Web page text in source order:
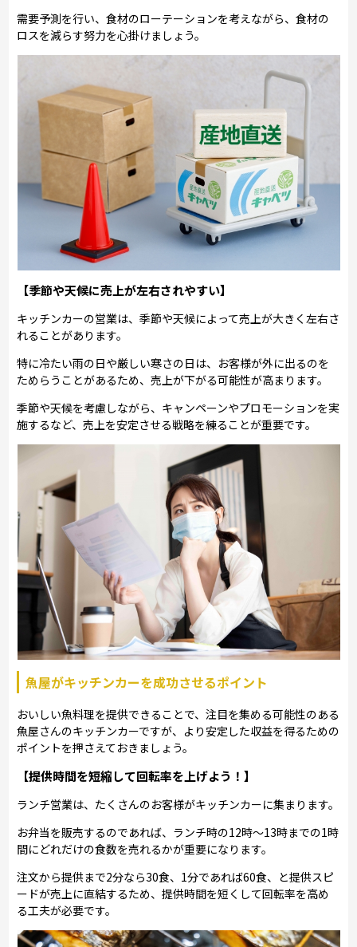
需要予測を行い、食材のローテーションを考えながら、食材の
ロスを減らす努力を心掛けましょう。
【季節や天候に売上が左右されやすい】
キッチンカーの営業は、季節や天候によって売上が大きく左右さ
れることがあります。
特に冷たい雨の日や厳しい寒さの日は、お客様が外に出るのを
ためらうことがあるため、売上が下がる可能性が高まります。
季節や天候を考慮しながら、キャンペーンやプロモーションを実
施するなど、売上を安定させる戦略を練ることが重要です。
魚屋がキッチンカーを成功させるポイント
おいしい魚料理を提供できることで、注目を集める可能性のある
魚屋さんのキッチンカーですが、より安定した収益を得るための
ポイントを押さえておきましょう。
【提供時間を短縮して回転率を上げよう！】
ランチ営業は、たくさんのお客様がキッチンカーに集まります。
お弁当を販売するのであれば、ランチ時の12時～13時までの1時
間にどれだけの食数を売れるかが重要になります。
注文から提供まで2分なら30食、1分であれば60食、と提供スピ
ードが売上に直結するため、提供時間を短くして回転率を高め
る工夫が必要です。